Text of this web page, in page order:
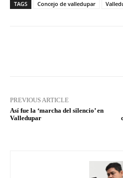
TAGS Concejo de valledupar
PREVIOUS ARTICLE
Así fue la ‘marcha del silencio’ en
Valledupar